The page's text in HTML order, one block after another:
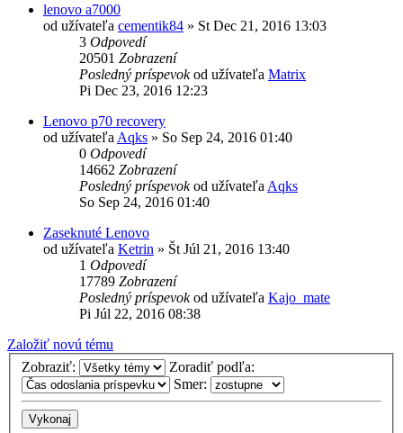
lenovo a7000
od užívateľa cementik84 » St Dec 21, 2016 13:03
3 Odpovedí
20501 Zobrazení
Posledný príspevokod užívateľa Matrix
Pi Dec 23, 2016 12:23
Lenovo p70 recovery
od užívateľa Aqks » So Sep 24, 2016 01:40
0 Odpovedí
14662 Zobrazení
Posledný príspevokod užívateľa Aqks
So Sep 24, 2016 01:40
Zaseknuté Lenovo
od užívateľa Ketrin » Št Júl 21, 2016 13:40
1 Odpovedí
17789 Zobrazení
Posledný príspevokod užívateľa Kajo_mate
Pi Júl 22, 2016 08:38
Založiť novú tému
Zobraziť:
Zoradiť podľa:
Smer: